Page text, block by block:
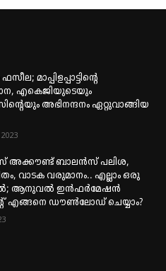
മാപ്പിളപ്പാട്ടിന്റെ
എകെജിയുടെയും
അഭിനന്ദനം ഏറ്റുവാങ്ങിയ
അക്കൗണ്ട് ബാലൻസ് പലിശ,
വാടക വരുമാനം.. എല്ലാം ഒരു
ആനുവൽ ഇൻഫർമേഷൻ
എങ്ങനെ ഡൗൺലോഡ് ചെയ്യാം?